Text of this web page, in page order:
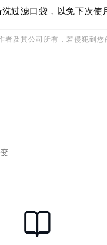
过滤口袋，以免下次使
及其公司所有，若侵犯到您